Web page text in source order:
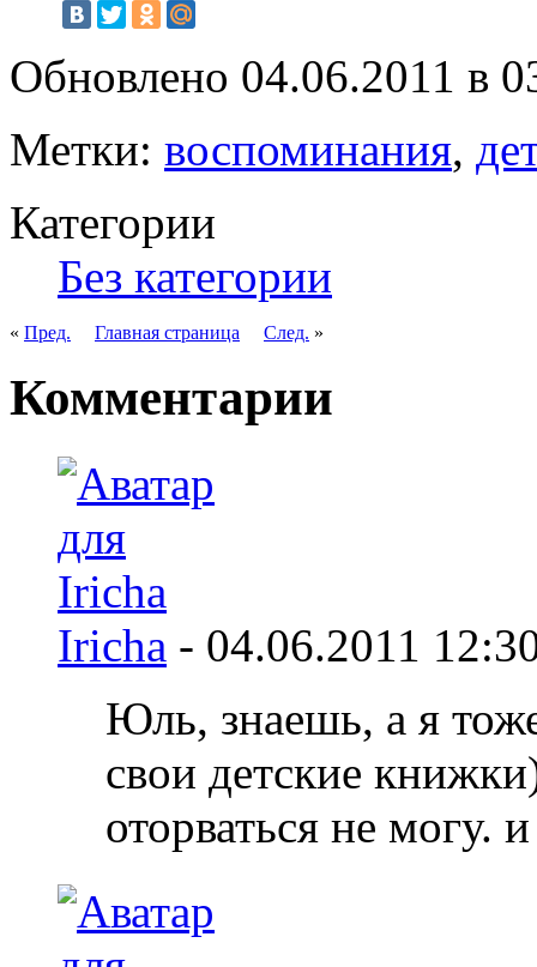
Обновлено 04.06.2011 в
Метки: воспоминания,
Категории
Без категории
« Пред. Главная страница След. »
Комментарии
Iricha - 04.06.2011
Юль, знаешь, а я
свои детские
оторваться не могу.